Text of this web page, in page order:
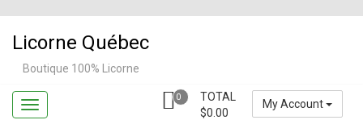
content
Licorne Québec
Boutique 100% Licorne
My Account
0
TOTAL
$0.00